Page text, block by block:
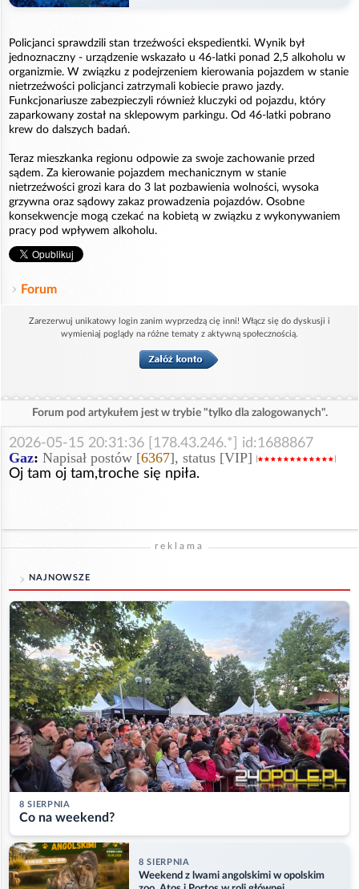
Policjanci sprawdzili stan trzeźwości ekspedientki. Wynik był
jednoznaczny - urządzenie wskazało u 46-latki ponad 2,5 alkoholu w
organizmie. W związku z podejrzeniem kierowania pojazdem w stanie
nietrzeźwości policjanci zatrzymali kobiecie prawo jazdy.
Funkcjonariusze zabezpieczyli również kluczyki od pojazdu, który
zaparkowany został na sklepowym parkingu. Od 46-latki pobrano
krew do dalszych badań.
Teraz mieszkanka regionu odpowie za swoje zachowanie przed
sądem. Za kierowanie pojazdem mechanicznym w stanie
nietrzeźwości grozi kara do 3 lat pozbawienia wolności, wysoka
grzywna oraz sądowy zakaz prowadzenia pojazdów. Osobne
konsekwencje mogą czekać na kobietą w związku z wykonywaniem
pracy pod wpływem alkoholu.
Forum
Zarezerwuj unikatowy login zanim wyprzedzą cię inni! Włącz się do dyskusji i
wymieniaj poglądy na różne tematy z aktywną społecznością.
Forum pod artykułem jest w trybie "tylko dla zalogowanych".
2026-05-15 20:31:36 [178.43.246.*] id:1688867
Gaz: Napisał postów [6367], status [VIP]
Oj tam oj tam,troche się npiła.
reklama
NAJNOWSZE
8 SIERPNIA
Co na weekend?
8 SIERPNIA
Weekend z lwami angolskimi w opolskim